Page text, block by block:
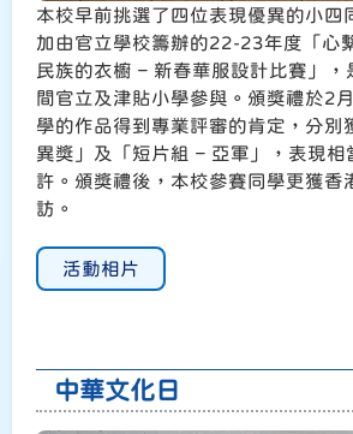
本校早前挑選了四位表現優異的小四
加由官立學校籌辦的22-23年度「心
民族的衣櫥 – 新春華服設計比賽」
間官立及津貼小學參與。頒獎禮於2
學的作品得到專業評審的肯定，分別
異獎」及「短片組 – 亞軍」，表現相
許。頒獎禮後，本校參賽同學更獲香
訪。
活動相片
中華文化日